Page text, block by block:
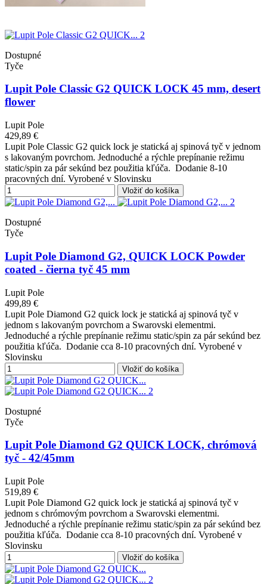
Dostupné
Tyče
Lupit Pole Classic G2 QUICK LOCK 45 mm, desert
flower
Lupit Pole
429,89 €
Lupit Pole Classic G2 quick lock je statická aj spinová tyč v jednom
s lakovaným povrchom. Jednoduché a rýchle prepínanie režimu
static/spin za pár sekúnd bez použitia kľúča. Dodanie 8-10
pracovných dní. Vyrobené v Slovinsku
Vložiť do košíka
Dostupné
Tyče
Lupit Pole Diamond G2, QUICK LOCK Powder
coated - čierna tyč 45 mm
Lupit Pole
499,89 €
Lupit Pole Diamond G2 quick lock je statická aj spinová tyč v
jednom s lakovaným povrchom a Swarovski elementmi.
Jednoduché a rýchle prepínanie režimu static/spin za pár sekúnd bez
použitia kľúča. Dodanie cca 8-10 pracovných dní. Vyrobené v
Slovinsku
Vložiť do košíka
Dostupné
Tyče
Lupit Pole Diamond G2 QUICK LOCK, chrómová
tyč - 42/45mm
Lupit Pole
519,89 €
Lupit Pole Diamond G2 quick lock je statická aj spinová tyč v
jednom s chrómovým povrchom a Swarovski elementmi.
Jednoduché a rýchle prepínanie režimu static/spin za pár sekúnd bez
použitia kľúča. Dodanie cca 8-10 pracovných dní. Vyrobené v
Slovinsku
Vložiť do košíka